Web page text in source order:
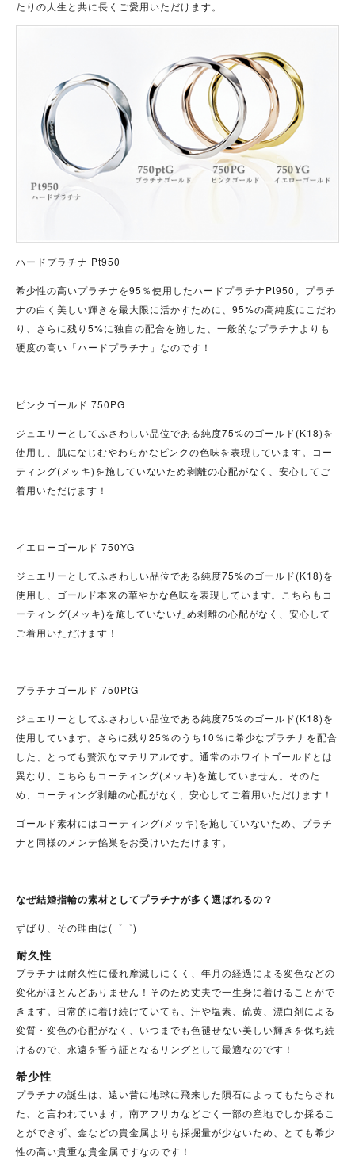
たりの人生と共に長くご愛用いただけます。
ハードプラチナ Pt950
希少性の高いプラチナを95％使用したハードプラチナPt950。プラチ
ナの白く美しい輝きを最大限に活かすために、95%の高純度にこだわ
り、さらに残り5%に独自の配合を施した、一般的なプラチナよりも
硬度の高い「ハードプラチナ」なのです！
ピンクゴールド 750PG
ジュエリーとしてふさわしい品位である純度75%のゴールド(K18)を
使用し、肌になじむやわらかなピンクの色味を表現しています。コー
ティング(メッキ)を施していないため剥離の心配がなく、安心してご
着用いただけます！
イエローゴールド 750YG
ジュエリーとしてふさわしい品位である純度75%のゴールド(K18)を
使用し、ゴールド本来の華やかな色味を表現しています。こちらもコ
ーティング(メッキ)を施していないため剥離の心配がなく、安心して
ご着用いただけます！
プラチナゴールド 750PtG
ジュエリーとしてふさわしい品位である純度75%のゴールド(K18)を
使用しています。さらに残り25％のうち10％に希少なプラチナを配合
した、とっても贅沢なマテリアルです。通常のホワイトゴールドとは
異なり、こちらもコーティング(メッキ)を施していません。そのた
め、コーティング剥離の心配がなく、安心してご着用いただけます！
ゴールド素材にはコーティング(メッキ)を施していないため、プラチ
ナと同様のメンテ餡巣をお受けいただけます。
なぜ結婚指輪の素材としてプラチナが多く選ばれるの？
ずばり、その理由は(゜゜)
耐久性
プラチナは耐久性に優れ摩滅しにくく、年月の経過による変色などの
変化がほとんどありません！そのため丈夫で一生身に着けることがで
きます。日常的に着け続けていても、汗や塩素、硫黄、漂白剤による
変質・変色の心配がなく、いつまでも色褪せない美しい輝きを保ち続
けるので、永遠を誓う証となるリングとして最適なのです！
希少性
プラチナの誕生は、遠い昔に地球に飛来した隕石によってもたらされ
た、と言われています。南アフリカなどごく一部の産地でしか採るこ
とができず、金などの貴金属よりも採掘量が少ないため、とても希少
性の高い貴重な貴金属ですなのです！